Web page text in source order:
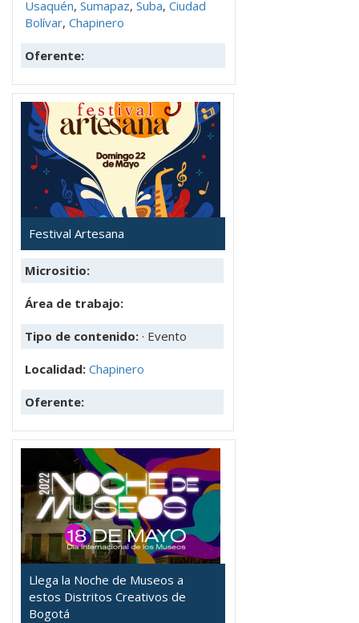
Usaquén, Sumapaz, Suba, Ciudad
Bolívar, Chapinero
Oferente:
Festival Artesana
Micrositio:
Área de trabajo:
Tipo de contenido: · Evento
Localidad: Chapinero
Oferente:
Llega la Noche de Museos a
estos Distritos Creativos de
Bogotá